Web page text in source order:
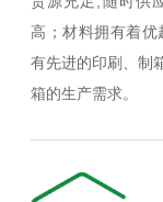
高；材料拥有着
有先进的印刷、制
箱的生产需求。